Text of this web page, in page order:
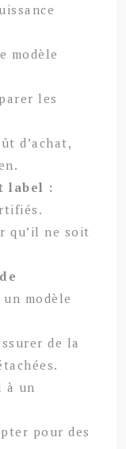
modèle
les
d’achat,
label :
qu’il ne soit
modèle
de la
à un
pour des